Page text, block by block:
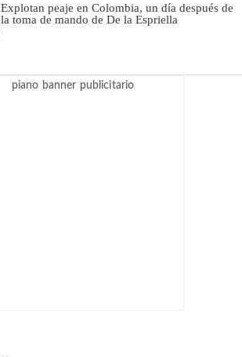
Explotan peaje en Colombia, un día después de
la toma de mando de De la Espriella